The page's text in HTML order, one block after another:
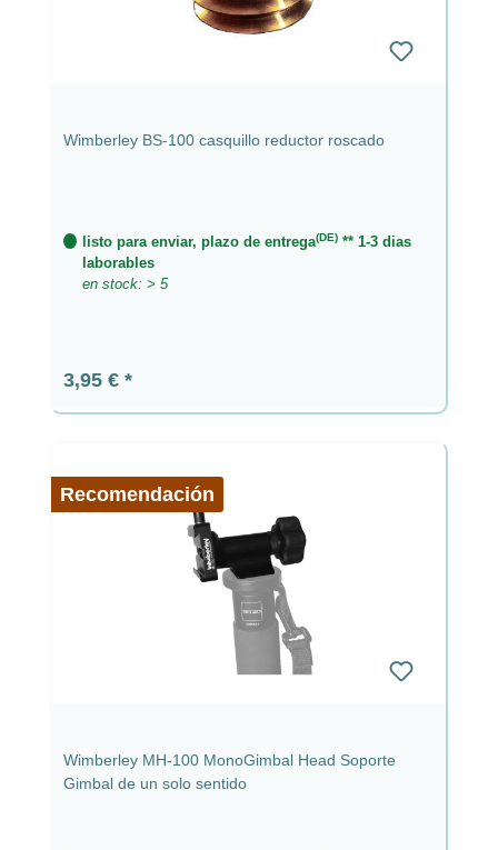
Wimberley BS-100 casquillo reductor roscado
listo para enviar, plazo de entrega(DE) ** 1-3 dias
laborables
en stock: > 5
Precio normal:
3,95 €
Recomendación
Wimberley MH-100 MonoGimbal Head Soporte
Gimbal de un solo sentido